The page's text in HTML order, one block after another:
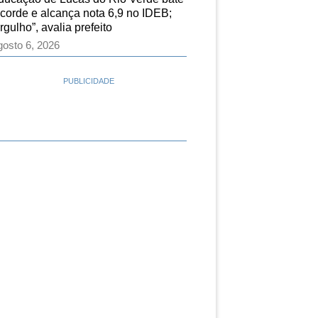
e alcança nota 6,9 no IDEB;
avalia prefeito
6, 2026
PUBLICIDADE